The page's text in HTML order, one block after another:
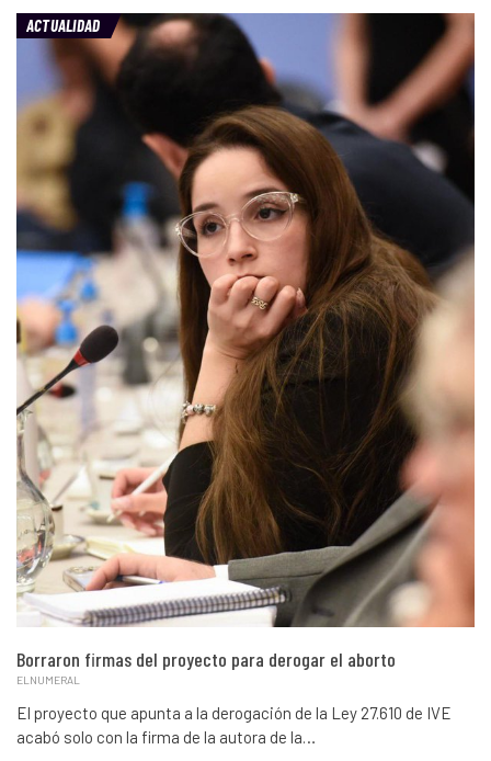
ACTUALIDAD
Borraron firmas del proyecto para derogar el aborto
ELNUMERAL
El proyecto que apunta a la derogación de la Ley 27.610 de IVE
acabó solo con la firma de la autora de la…